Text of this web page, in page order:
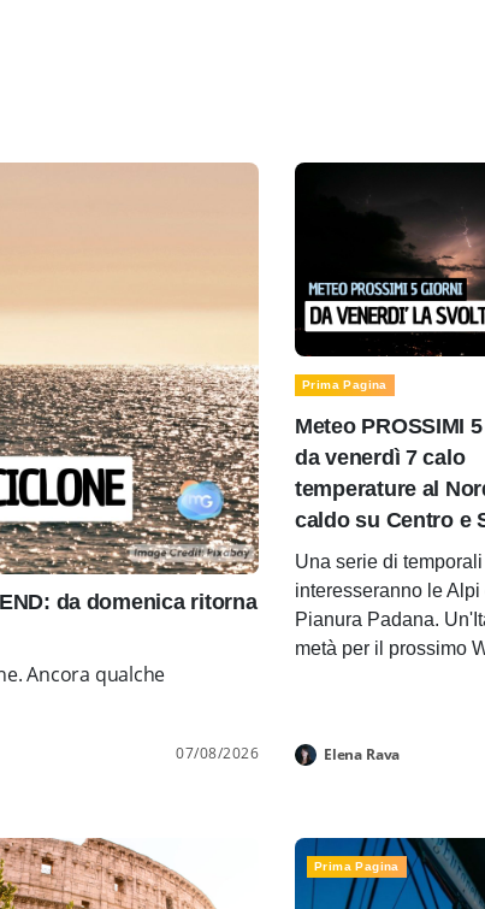
da domenica ritorna
Ancora qualche
07/08/2026
Prima Pagina
Meteo PROSSIMI
da venerdì 7 calo
temperature al
caldo su Centro e
Una serie di temporali
interesseranno le Alpi
Pianura Padana.
metà per il prossimo
Elena Rava
Prima Pagina